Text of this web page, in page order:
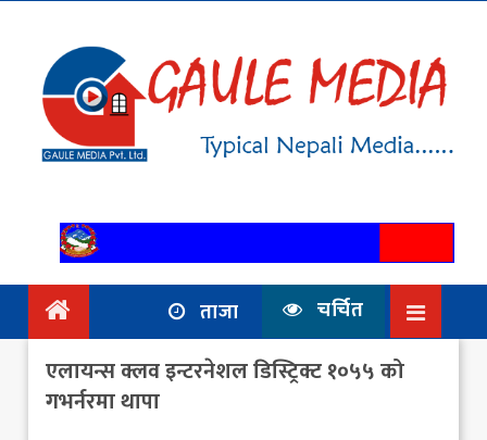
गृहपृष्ठ
समाचार
राजनिति
आर्थिक
अन्तर्वार्ता
/ विचार
प्रदेश
विश्व
ताजा चर्चित
एलायन्स क्लव इन्टरनेशल डिस्ट्रिक्ट १०५५ को
गभर्नरमा थापा